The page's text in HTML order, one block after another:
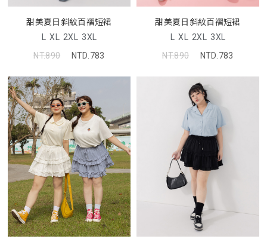
甜美夏日斜紋百褶短裙
L XL 2XL 3XL
NT.890
NTD.783
甜美夏日斜紋百褶短裙
L XL 2XL 3XL
NT.890
NTD.783